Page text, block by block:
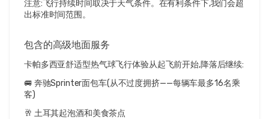
注意:飞行持续时间取决于天气条件。在有利条件下,我们会超
出标准时间范围。
包含的高级地面服务
卡帕多西亚舒适型热气球飞行体验从起飞前开始,降落后继续:
🚐 奔驰Sprinter面包车(从不过度拥挤——每辆车最多16名乘
客)
🥂 土耳其起泡酒和美食茶点